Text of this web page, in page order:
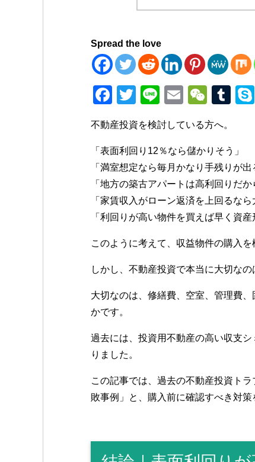
Spread the love
F
a
c
e
b
o
o
k
T
tt
er
Li
n
e
E
ail
W
e
C
h
at
T
bl
r
不動産投資を検討している方へ。
「表面利回り12％なら儲かりそう」
「満室想定なら毎月かなり手残りが出
「地方の築古アパートは高利回りだか
「家賃収入がローン返済を上回るなら
「利回りが高い物件を買えば早く資産
このように考えて、収益物件の購入を
しかし、不動産投資で本当に大切な
大切なのは、修繕費、空室、管理費
かです。
過去には、投資用不動産の高い収支
りました。
この記事では、過去の不動産投資ト
敗事例」と、購入前に確認すべき対策